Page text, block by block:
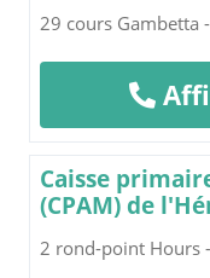
29 cours Gambetta
Caisse
(CPAM) de
2 rond-point Hours